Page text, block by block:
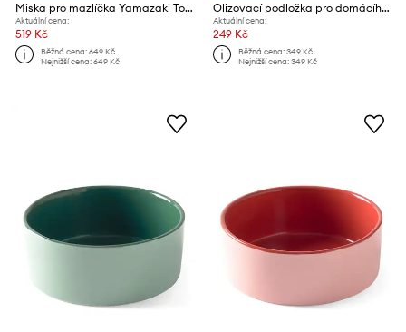
Miska pro mazlíčka Yamazaki Tower 200 ml
Aktuální cena:
519 Kč
Běžná cena:649 Kč
Nejnižší cena:649 Kč
Olizovací podložka pro domácího mazlíčka Dexypaws Paw Green Lick Mat
Aktuální cena:
249 Kč
Běžná cena:349 Kč
Nejnižší cena:349 Kč